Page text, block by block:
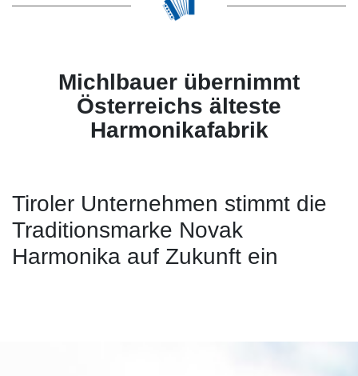
Michlbauer übernimmt
Österreichs älteste
Harmonikafabrik
Tiroler Unternehmen stimmt die
Traditionsmarke Novak
Harmonika auf Zukunft ein